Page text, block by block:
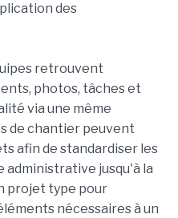
des
retrouvent
photos, tâches et
via une même
de chantier peuvent
afin de standardiser les
administrative jusqu'à la
projet type pour
nécessaires à un